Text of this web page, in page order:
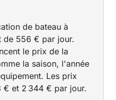
de bateau à
de 556 € par jour.
le prix de la
la saison, l'année
Les prix
€ et 2 344 € par jour.